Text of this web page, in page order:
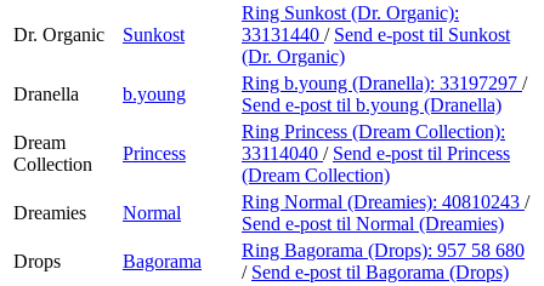
Dr. Organic Sunkost
Ring Sunkost (Dr. Organic):
33131440 / Send e-post til Sunkost
(Dr. Organic)
Dranella
b.young
Ring b.young (Dranella): 33197297 /
Send e-post til b.young (Dranella)
Dream
Collection
Princess
Ring Princess (Dream Collection):
33114040 / Send e-post til Princess
(Dream Collection)
Dreamies
Normal
Ring Normal (Dreamies): 40810243 /
Send e-post til Normal (Dreamies)
Drops
Bagorama
Ring Bagorama (Drops): 957 58 680
/ Send e-post til Bagorama (Drops)